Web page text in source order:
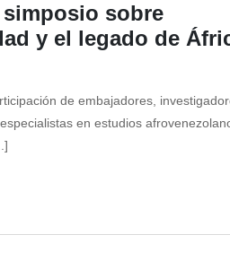
simposio sobre
y el legado de
de embajadores,
en estudios